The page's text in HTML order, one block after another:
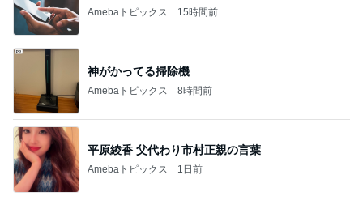
Amebaトピックス 15時間前
神がかってる掃除機
Amebaトピックス 8時間前
平原綾香 父代わり市村正親の言葉
Amebaトピックス 1日前